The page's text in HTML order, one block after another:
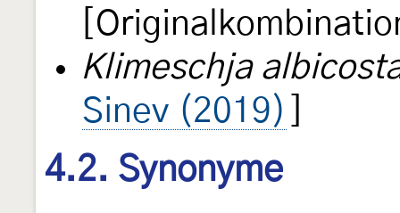
Klimeschja
Sinev (2019)
4.2. Synonyme